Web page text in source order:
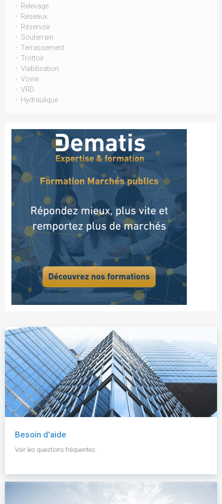
Relevage
Réseaux
Réservoir
Souterrain
Terrassement
Trottoir
Viabilisation
Voirie
VRD
Hydraulique
Besoin d'aide
Voir les questions fréquentes.